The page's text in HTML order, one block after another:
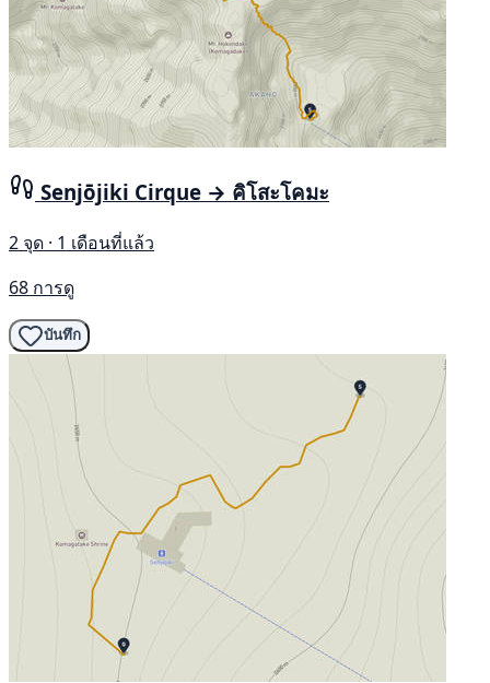
Senjōjiki Cirque → คิโสะโคมะ
2 จุด · 1 เดือนที่แล้ว
68 การดู
บันทึก